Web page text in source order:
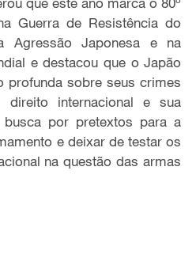
Guerra de Resistência do
Agressão Japonesa e na
e destacou que o Japão
profunda sobre seus crimes
direito internacional e sua
buscapor pretextos para a
e deixarde testar os
na questão das armas